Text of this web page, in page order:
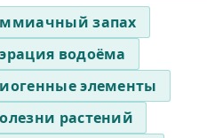
запах
водоёма
элементы
растений